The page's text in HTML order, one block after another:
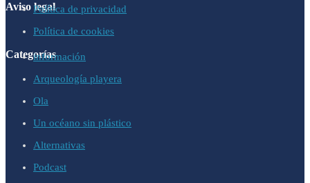
Aviso legalPolítica de privacidad
Política de cookies
Categoríasinformación
Arqueología playera
Ola
Un océano sin plástico
Alternativas
Podcast